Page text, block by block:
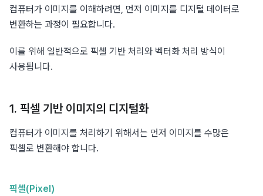
컴퓨터가 이미지를 이해하려면, 먼저 이미지를 디지털 데이터로
변환하는 과정이 필요합니다.
이를 위해 일반적으로 픽셀 기반 처리와 벡터화 처리 방식이
사용됩니다.
1. 픽셀 기반 이미지의 디지털화
컴퓨터가 이미지를 처리하기 위해서는 먼저 이미지를 수많은
픽셀로 변환해야 합니다.
픽셀(Pixel)